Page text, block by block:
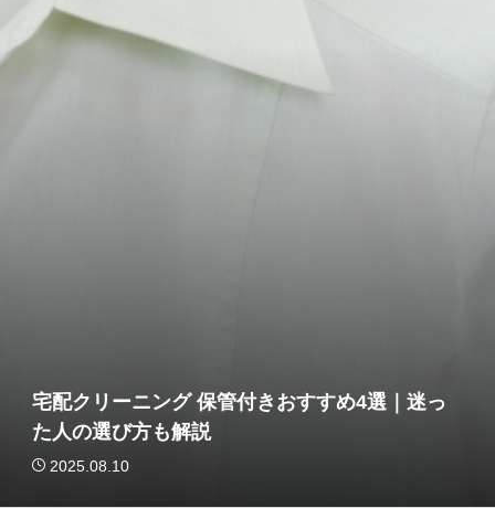
宅配クリーニング 保管付きおすすめ4選｜迷っ
た人の選び方も解説
2025.08.10